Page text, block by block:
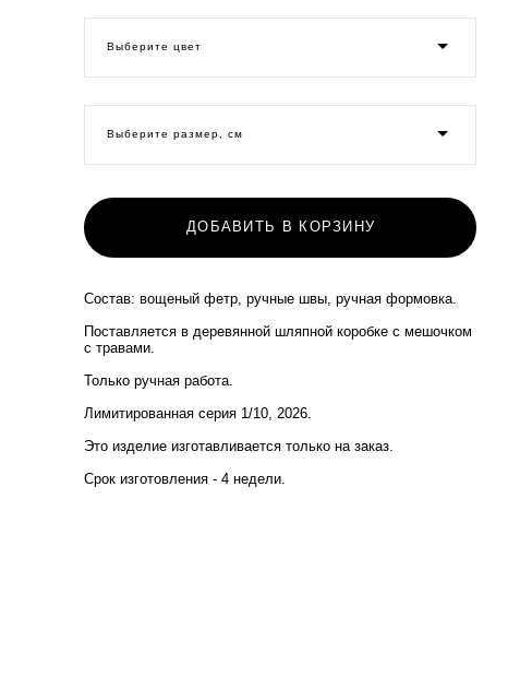
Выберите цвет
Выберите размер, см
ДОБАВИТЬ В КОРЗИНУ
Состав: вощеный фетр, ручные швы, ручная формовка.
Поставляется в деревянной шляпной коробке с мешочком
с травами.
Только ручная работа.
Лимитированная серия 1/10, 2026.
Это изделие изготавливается только на заказ.
Срок изготовления - 4 недели.